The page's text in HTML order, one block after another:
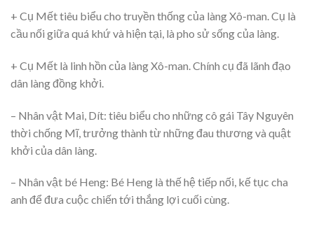
+ Cụ Mết tiêu biểu cho truyền thống của làng Xô-man. Cụ là
cầu nối giữa quá khứ và hiện tại, là pho sử sống của làng.
+ Cụ Mết là linh hồn của làng Xô-man. Chính cụ đã lãnh đạo
dân làng đồng khởi.
– Nhân vật Mai, Dít: tiêu biểu cho những cô gái Tây Nguyên
thời chống Mĩ, trưởng thành từ những đau thương và quật
khởi của dân làng.
– Nhân vật bé Heng: Bé Heng là thế hệ tiếp nối, kế tục cha
anh để đưa cuộc chiến tới thắng lợi cuối cùng.